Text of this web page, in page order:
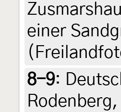
einer
8-9: